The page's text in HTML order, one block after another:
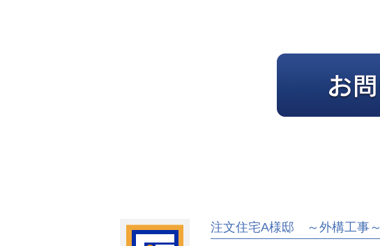
注文住宅A様邸 ～外構工事～